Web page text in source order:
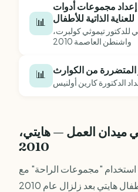
📊
مجموعات أدوات
للعناية الذاتية للأطفال
تيموثي كولبرت،
واشنطن العاصمة 2010
📊 من الكوارث
الدكتورة كارين أولنيس
ميدان العمل — هايتي،
2010
استخدام "مجموعات الراحة" مع